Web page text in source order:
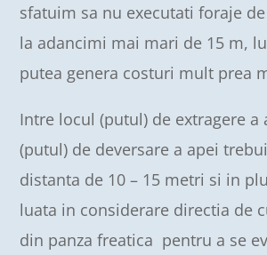
sfatuim sa nu executati foraje
la adancimi mai mari de 15 m,
putea genera costuri mult prea
Intre locul (putul) de extragere a
(putul) de deversare a apei
distanta de 10 – 15 metri si in
luata in considerare directia de
din panza freatica pentru a se